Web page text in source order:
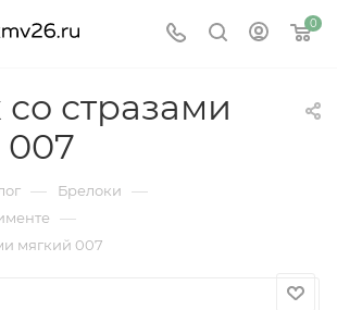
0
стразами
007
— Брелоки —
—
мягкий 007